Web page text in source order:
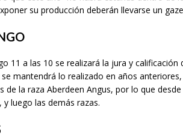
su producción deberán llevarse un
11 a las 10 se realizará la jura y
mantendrá lo realizado en años
de la raza Aberdeen Angus, por lo que
y luego las demás razas.